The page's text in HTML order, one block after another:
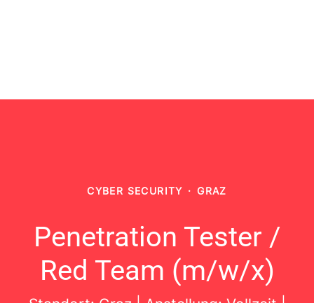
CYBER SECURITY · GRAZ
Penetration Tester /
Red Team (m/w/x)